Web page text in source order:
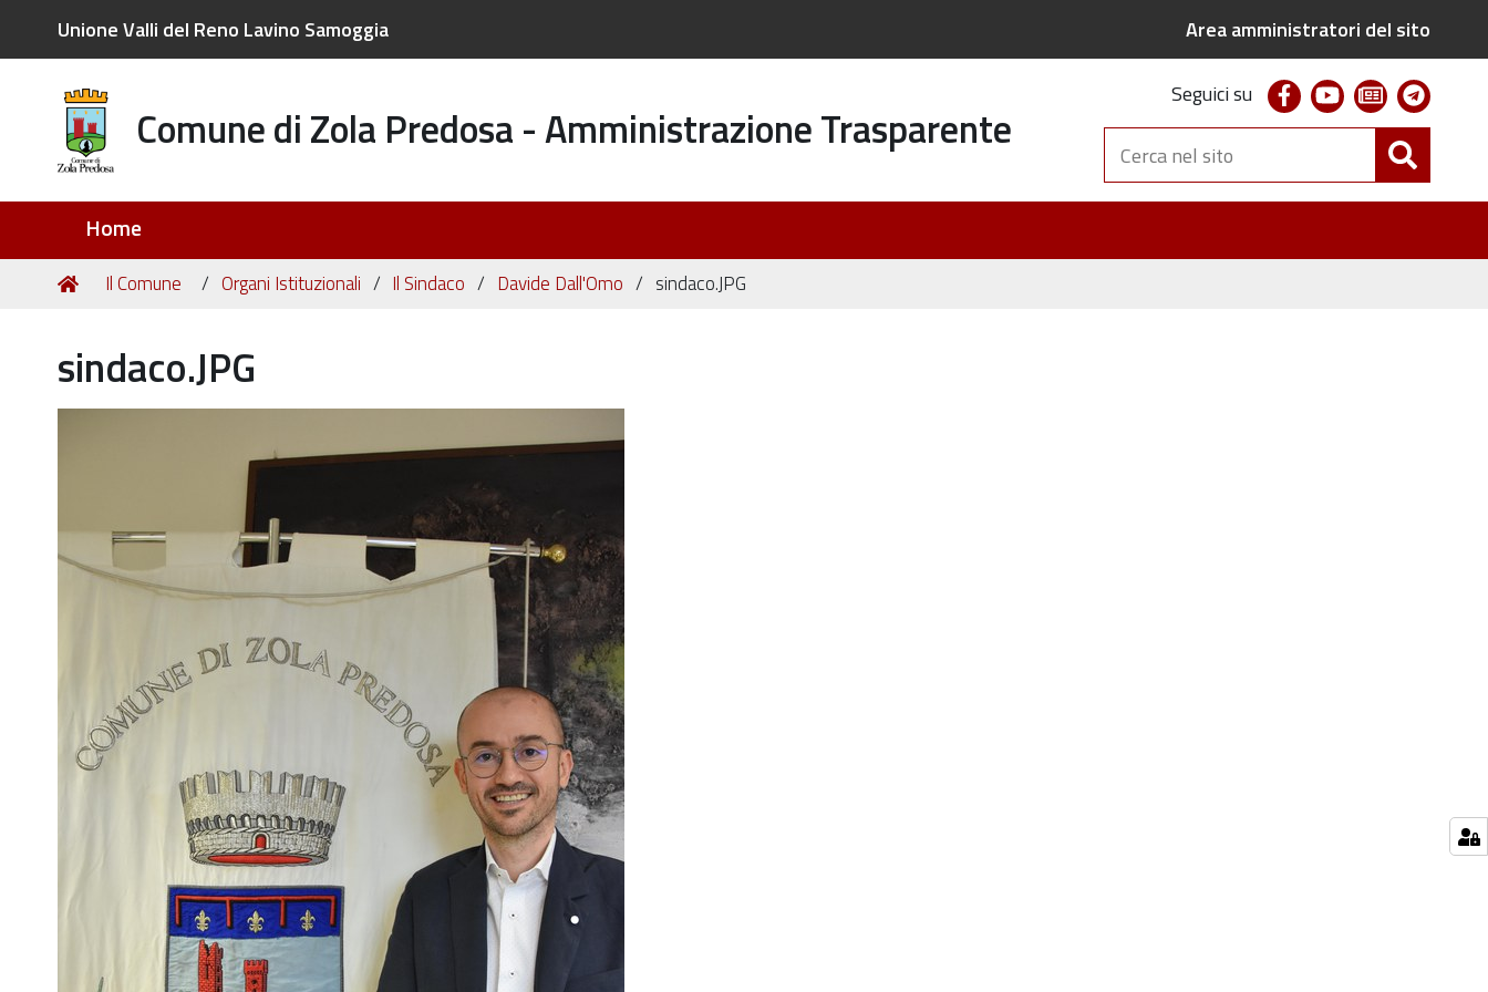
Unione Valli del Reno Lavino Samoggia Area amministratori del sito
Comune di Zola Predosa - Amministrazione Trasparente
Seguici su facebookyoutubenewsletter
Cerca
nel
sito
Home
Tu
Home
Il Comune Organi Istituzionali Il Sindaco Davide Dall'Omo sindaco.JPG
sindaco.JPG